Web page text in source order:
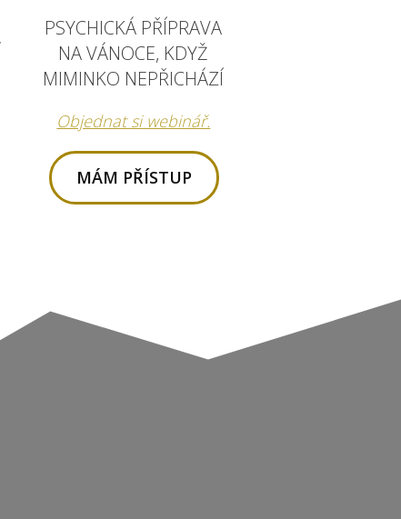
PSYCHICKÁ PŘÍPRAVA
NA VÁNOCE, KDYŽ
MIMINKO NEPŘICHÁZÍ
Objednat si webinář.
MÁM PŘÍSTUP